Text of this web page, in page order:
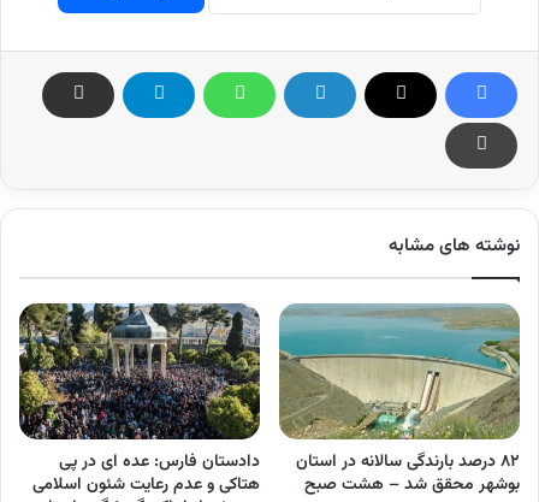
نوشته های مشابه
۸۲ درصد بارندگی سالانه در استان
بوشهر محقق شد – هشت صبح
دادستان فارس: عده ای در پی
هتاکی و عدم رعایت شئون اسلامی